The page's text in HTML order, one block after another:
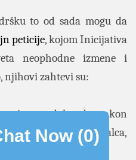
to od sada mogu da
peticije, kojom Inicijativa
neophodne izmene i
njihovi zahtevi su:
prima nadoknadu nakon
republičkog minimalca,
odnosu ili ne.
Now (0)